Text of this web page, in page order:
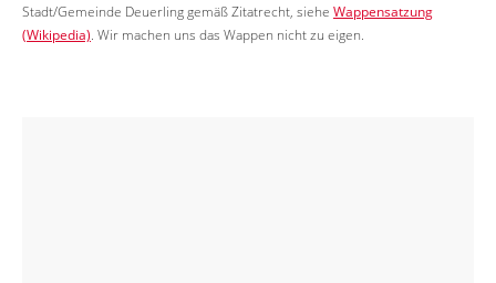
Stadt/Gemeinde Deuerling gemäß Zitatrecht, siehe Wappensatzung
(Wikipedia). Wir machen uns das Wappen nicht zu eigen.